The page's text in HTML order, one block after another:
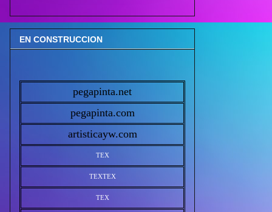
EN CONSTRUCCION
pegapinta.net
pegapinta.com
artisticayw.com
TEX
TEXTEX
TEX